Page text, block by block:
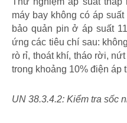
máy bay không có áp
bảo quản pin ở áp suất
ứng các tiêu chí sau:
rò rỉ, thoát khí, tháo rời,
trong khoảng 10% điện áp
UN 38.3.4.2: Kiểm tra sốc